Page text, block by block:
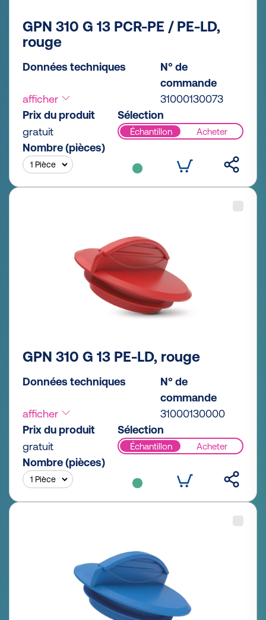
GPN 310 G 13 PCR-PE / PE-LD,
rouge
Données techniques
afficher
N° de
commande
31000130073
Prix du produit
gratuit
Sélection
Échantillon Acheter
Nombre (pièces)
GPN 310 G 13 PE-LD, rouge
Données techniques
afficher
N° de
commande
31000130000
Prix du produit
gratuit
Sélection
Échantillon Acheter
Nombre (pièces)